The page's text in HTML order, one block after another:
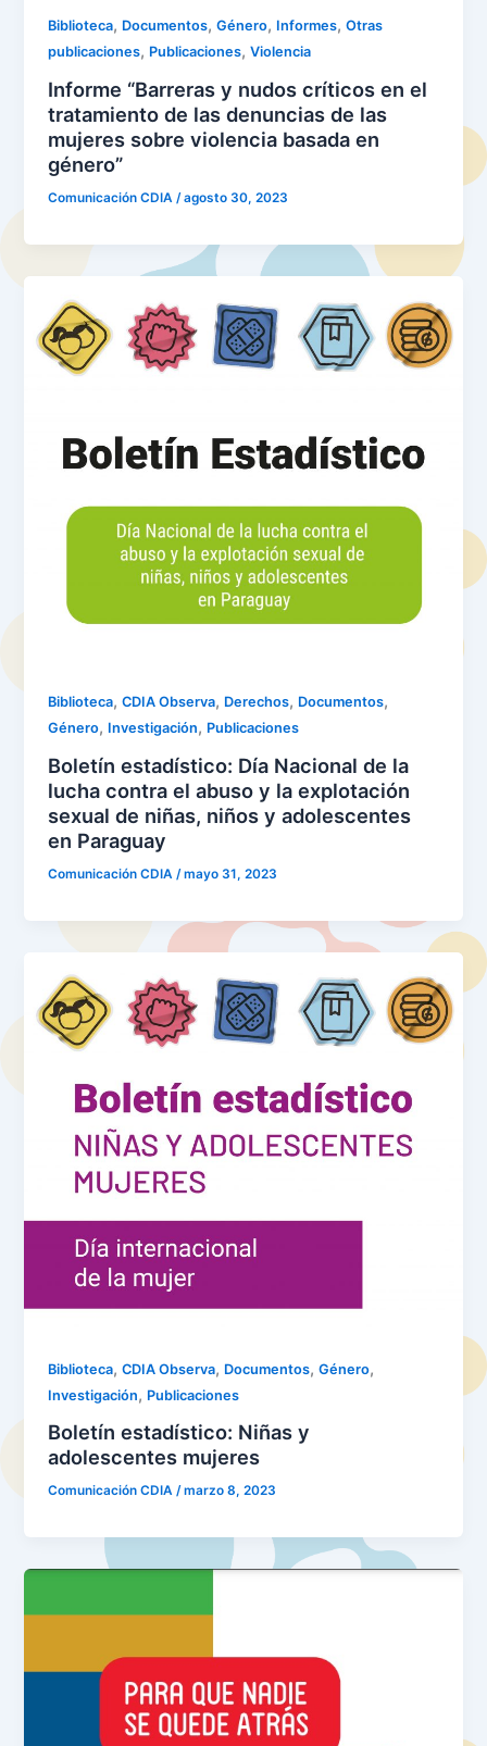
Biblioteca, Documentos,Género, Informes,Otras
publicaciones, Publicaciones,Violencia
Informe “Barreras y nudos críticos en el
tratamiento de las denuncias de las
mujeres sobre violencia basada en
género”
Comunicación CDIA/agosto 30, 2023
Biblioteca,CDIA Observa, Derechos, Documentos,
Género, Investigación, Publicaciones
Boletín estadístico: Día Nacional de la
lucha contra el abuso y la explotación
sexual de niñas, niños y adolescentes
en Paraguay
Comunicación CDIA/mayo 31, 2023
Biblioteca,CDIA Observa, Documentos,Género,
Investigación, Publicaciones
Boletín estadístico: Niñas y
adolescentes mujeres
Comunicación CDIA/marzo 8, 2023